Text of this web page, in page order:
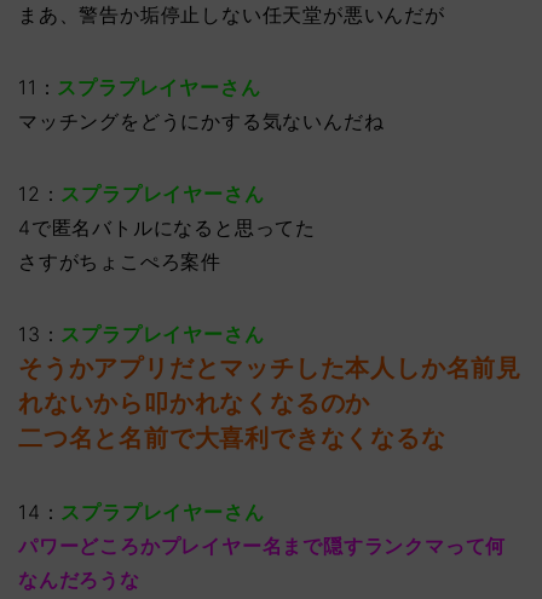
まあ、警告か垢停止しない任天堂が悪いんだが
11： スプラプレイヤーさん
マッチングをどうにかする気ないんだね
12： スプラプレイヤーさん
4で匿名バトルになると思ってた
さすがちょこぺろ案件
13： スプラプレイヤーさん
そうかアプリだとマッチした本人しか名前見
れないから叩かれなくなるのか
二つ名と名前で大喜利できなくなるな
14： スプラプレイヤーさん
パワーどころかプレイヤー名まで隠すランクマって何
なんだろうな